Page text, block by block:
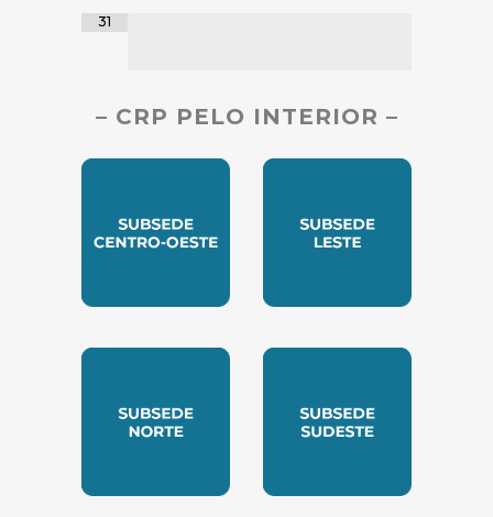
31
– CRP PELO INTERIOR –